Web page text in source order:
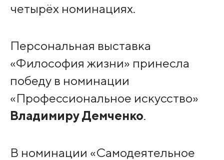
четырёх номинациях.
Персональная выставка
«Философия жизни» принесла
победу в номинации
«Профессиональное искусство»
Владимиру Демченко.
В номинации «Самодеятельное